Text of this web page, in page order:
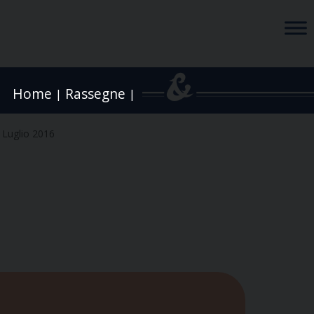
Home | Rassegne |
2016